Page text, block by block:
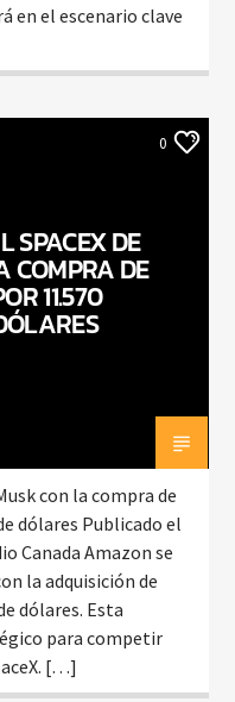
en el escenario clave
0
SPACEX DE
COMPRA DE
11.570
con la compra de
dólares Publicado el
Canada Amazon se
la adquisición de
dólares. Esta
para competir
[…]